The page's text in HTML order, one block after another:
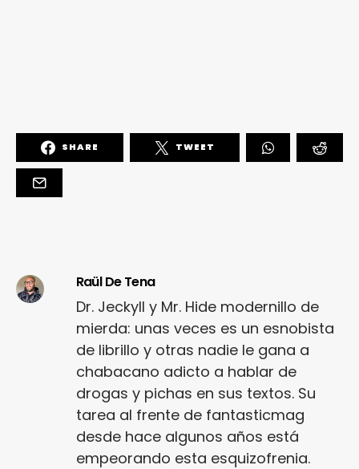
SHARE TWEET
Raül De Tena
Dr. Jeckyll y Mr. Hide modernillo de
mierda: unas veces es un esnobista
de librillo y otras nadie le gana a
chabacano adicto a hablar de
drogas y pichas en sus textos. Su
tarea al frente de fantasticmag
desde hace algunos años está
empeorando esta esquizofrenia.